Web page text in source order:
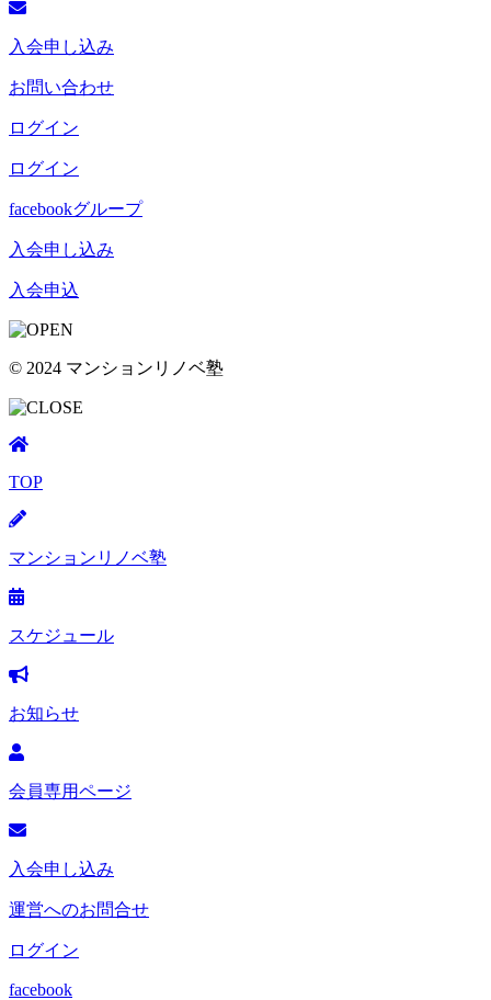
入会申し込み
お問い合わせ
ログイン
ログイン
facebookグループ
入会申し込み
入会申込
© 2024 マンションリノベ塾
TOP
マンションリノベ塾
スケジュール
お知らせ
会員専用ページ
入会申し込み
運営へのお問合せ
ログイン
facebook